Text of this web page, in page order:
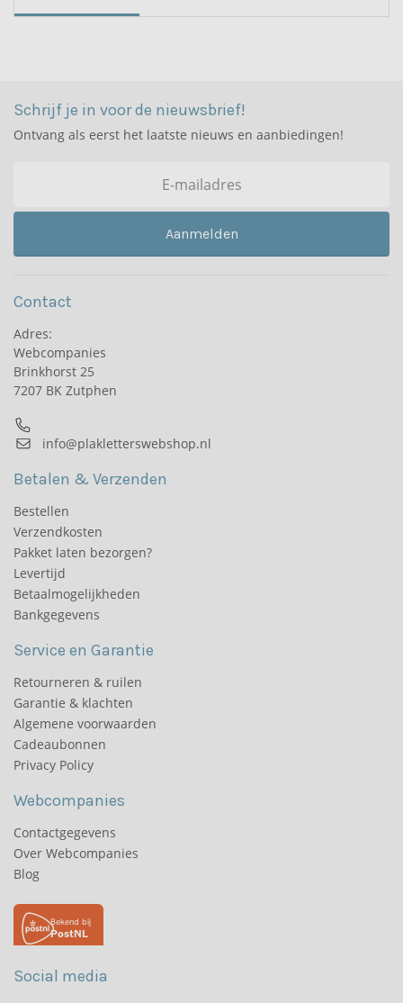
1
Schrijf je in voor de nieuwsbrief!
Ontvang als eerst het laatste nieuws en aanbiedingen!
Aanmelden
Contact
Adres:
Webcompanies
Brinkhorst 25
7207 BK Zutphen
info@plakletterswebshop.nl
Betalen & Verzenden
Bestellen
Verzendkosten
Pakket laten bezorgen?
Levertijd
Betaalmogelijkheden
Bankgegevens
Service en Garantie
Retourneren & ruilen
Garantie & klachten
Algemene voorwaarden
Cadeaubonnen
Privacy Policy
Webcompanies
Contactgegevens
Over Webcompanies
Blog
Social media